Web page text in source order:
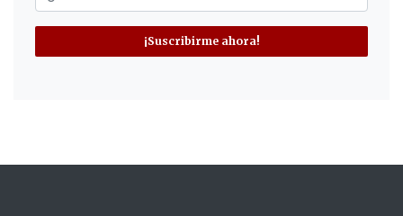
¡Suscribirme ahora!